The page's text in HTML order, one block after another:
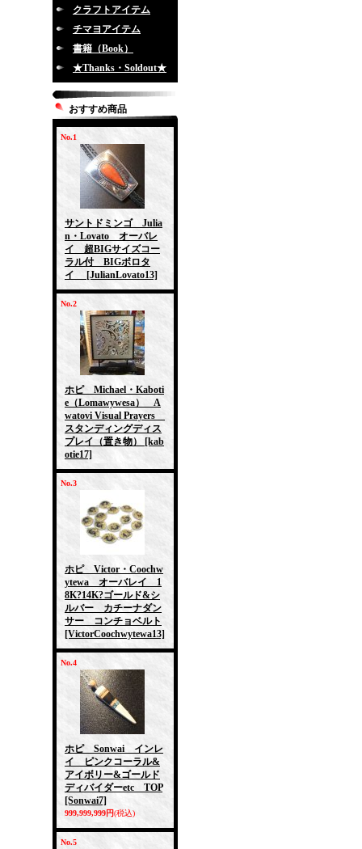
クラフトアイテム
チマヨアイテム
書籍（Book）
★Thanks・Soldout★
おすすめ商品
No.1
サントドミンゴ Julia
n・Lovato オーバレ
イ 超BIGサイズコー
ラル付 BIGボロタ
イ
[JulianLovato13]
No.2
ホピ Michael・Kaboti
e（Lomawywesa） A
watovi Visual Prayers
スタンディングディス
プレイ（置き物）
[kab
otie17]
No.3
ホピ Victor・Coochw
ytewa オーバレイ 1
8K?14K?ゴールド&シ
ルバー カチーナダン
サー コンチョベルト
[VictorCoochwytewa13]
No.4
ホピ Sonwai インレ
イ ピンクコーラル&
アイボリー&ゴールド
ディバイダーetc TOP
[Sonwai7]
999,999,999円(税込)
No.5